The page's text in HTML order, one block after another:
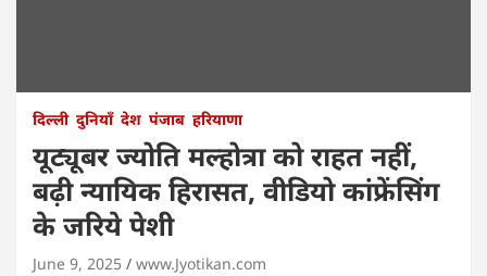
दिल्ली दुनियाँ देश पंजाब हरियाणा
यूट्यूबर ज्योति मल्होत्रा को राहत नहीं,
बढ़ी न्यायिक हिरासत, वीडियो कांफ्रेंसिंग
के जरिये पेशी
June 9, 2025 www.Jyotikan.com